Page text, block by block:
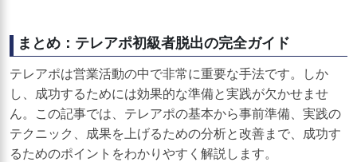
まとめ：テレアポ初級者脱出の完全ガイド
テレアポは営業活動の中で非常に重要な手法です。しか
し、成功するためには効果的な準備と実践が欠かせませ
ん。この記事では、テレアポの基本から事前準備、実践の
テクニック、成果を上げるための分析と改善まで、成功す
るためのポイントをわかりやすく解説します。